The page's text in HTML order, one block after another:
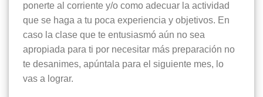
ponerte al corriente y/o como adecuar la actividad
que se haga a tu poca experiencia y objetivos. En
caso la clase que te entusiasmó aún no sea
apropiada para ti por necesitar más preparación no
te desanimes, apúntala para el siguiente mes, lo
vas a lograr.